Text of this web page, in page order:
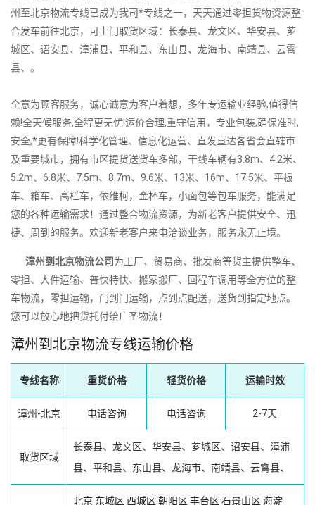
州至北京物流专线已成为我司*专线之一，天天通过零担货物资源整
合发车前往北京，可上门取货区域：长泰县、龙文区、华安县、芗
城区、诏安县、漳浦县、平和县、东山县、龙海市、南靖县、云霄
县、。
全意为顾客服务，诚心诚意为客户着想，多年专运输业经验,值得信
赖!全天候服务,全程更无忧!运价合理,重守信用，专业包装,确保准时,
安全,*更有保障!科学化管理、信息化运营、直发直达各省会直辖市
及重要城市，拥有市区提货送货车多部，干线车辆有3.8m、4.2米、
5.2m、6.8米、7.5m、8.7m、9.6米、13米、16m、17.5米、平板
车、箱车、高栏车，依维柯，金杯车，小面包等包车服务，能满足
您的各种运输需求！通过整合物流资源，为新老客户提供安全、迅
捷、周到的服务。欢迎新老客户来电洽谈业务，服务永无止境。
漳州到北京物流公司为工厂、贸易商、批发商等货主提供整车、
零担、大件运输、普快特快、搬家搬厂、回程车调用等全方位的整
车物流，零担运输，门到门运输，点到点配送，送货到指定地点。
您可以放心地把货托付给广圣物流！
漳州到北京物流专线运输价格
专线名称 重货价格 轻货价格 运输时效
漳州-北京 电话咨询 电话咨询 2-7天
取货区域
长泰县、龙文区、华安县、芗城区、诏安县、漳浦
县、平和县、东山县、龙海市、南靖县、云霄县、
北京 东城区 西城区 朝阳区 丰台区 石景山区 海淀